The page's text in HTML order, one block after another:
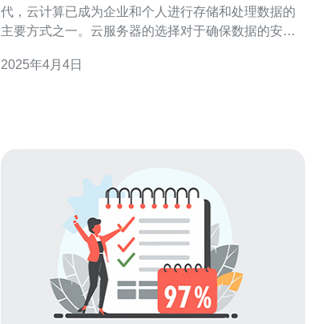
代，云计算已成为企业和个人进行存储和处理数据的
主要方式之一。云服务器的选择对于确保数据的安全
以其卓越的性能和优质的服务赢得了广大用户的青
2025年4月4日